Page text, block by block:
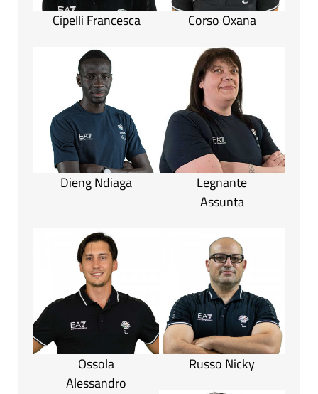
Cipelli Francesca Corso Oxana
Dieng Ndiaga
Legnante
Assunta
Ossola
Alessandro
Russo Nicky